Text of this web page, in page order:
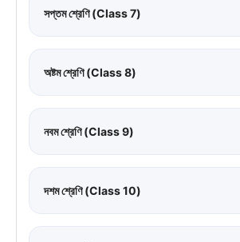
সপ্তম শ্রেণি (Class 7)
অষ্টম শ্রেণি (Class 8)
নবম শ্রেণি (Class 9)
দশম শ্রেণি (Class 10)